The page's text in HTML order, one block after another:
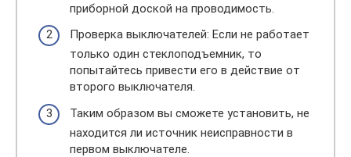
приборной доской на проводимость.
Проверка выключателей: Если не работает
только один стеклоподъемник, то
попытайтесь привести его в действие от
второго выключателя.
Таким образом вы сможете установить, не
находится ли источник неисправности в
первом выключателе.